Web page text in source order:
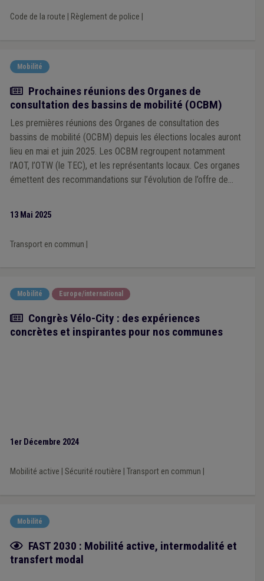
Code de la route Règlement de police
Mobilité
Actualité
Prochaines réunions des Organes de
consultation des bassins de mobilité (OCBM)
Les premières réunions des Organes de consultation des
bassins de mobilité (OCBM) depuis les élections locales auront
lieu en mai et juin 2025. Les OCBM regroupent notamment
l’AOT, l’OTW (le TEC), et les représentants locaux. Ces organes
émettent des recommandations sur l’évolution de l’offre de
13 Mai 2025
Transport en commun
Mobilité Europe/international
Article
Congrès Vélo-City : des expériences
concrètes et inspirantes pour nos communes
1er Décembre 2024
Mobilité active Sécurité routière Transport en commun
Mobilité
Fiche focus
FAST 2030 : Mobilité active, intermodalité et
transfert modal